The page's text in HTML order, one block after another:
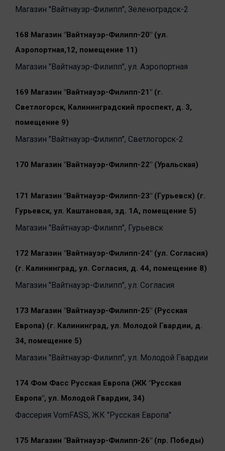
Магазин "Вайтнауэр-Филипп", Зеленоградск-2
168 Магазин "Вайтнауэр-Филипп-20" (ул.
Аэропортная,12, помещение 11)
Магазин "Вайтнауэр-Филипп", ул. Аэропортная
169 Магазин "Вайтнауэр-Филипп-21" (г.
Светлогорск, Калининградский проспект, д. 3,
помещение 9)
Магазин "Вайтнауэр-Филипп", Светлогорск-2
170 Магазин "Вайтнауэр-Филипп-22" (Уральская)
171 Магазин "Вайтнауэр-Филипп-23" (Гурьевск) (г.
Гурьевск, ул. Каштановая, зд. 1А, помещение 5)
Магазин "Вайтнауэр-Филипп", Гурьевск
172 Магазин "Вайтнауэр-Филипп-24" (ул. Согласия)
(г. Калининград, ул. Согласия, д. 44, помещение 8)
Магазин "Вайтнауэр-Филипп", ул. Согласия
173 Магазин "Вайтнауэр-Филипп-25" (Русская
Европа) (г. Калининград, ул. Молодой Гвардии, д.
34, помещение 5)
Магазин "Вайтнауэр-Филипп", ул. Молодой Гвардии
174 Фом Фасс Русская Европа (ЖК "Русская
Европа", ул. Молодой Гвардии, 34)
Фассерия VomFASS, ЖК "Русская Европа"
175 Магазин "Вайтнауэр-Филипп-26" (пр. Победы)